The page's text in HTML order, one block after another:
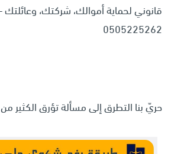
قانوني لحماية أموالك، شركتك،
0505225262
حريّ بنا التطرق إلى مسألة تؤرق الكثير